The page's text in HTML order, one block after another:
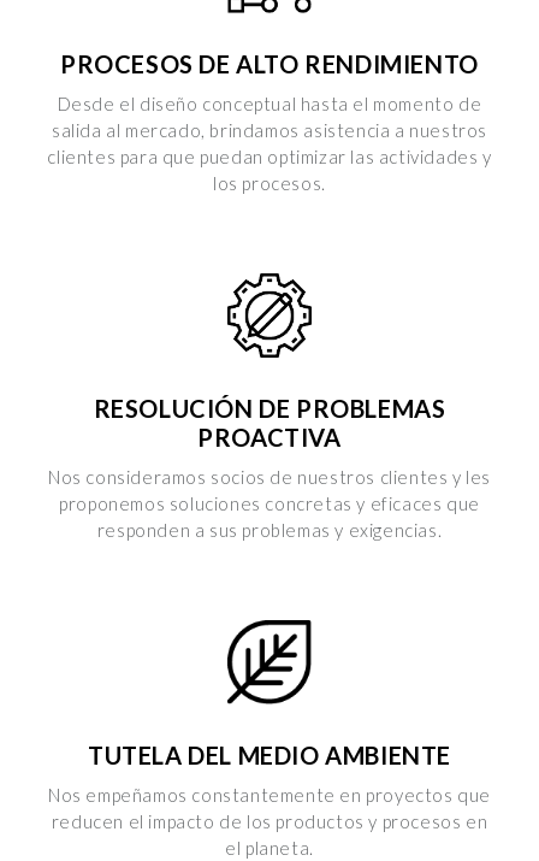
selezionati nei riquadri sottostanti. Cliccando su “
cookie e le terze parti che installano i cookie tramite il
presente sito. Puoi gestire in maniera del tutto autonoma i
cookie tramite la sezione "Cookie Policy - Impostazioni
Cookie", accettando o inibendo l'utilizzo delle diverse
tipologie di Cookie attive sul nostro sito.
PROCESOS DE ALTO RENDIMIENTO
Desde el diseño conceptual hasta el momento de
salida al mercado, brindamos asistencia a nuestros
clientes para que puedan optimizar las actividades y
los procesos.
RESOLUCIÓN DE PROBLEMAS
PROACTIVA
Nos consideramos socios de nuestros clientes y les
proponemos soluciones concretas y eficaces que
responden a sus problemas y exigencias.
TUTELA DEL MEDIO AMBIENTE
Nos empeñamos constantemente en proyectos que
reducen el impacto de los productos y procesos en
el planeta.